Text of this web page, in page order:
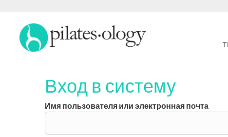
Вход в систему
Имя пользователя или электронная почта